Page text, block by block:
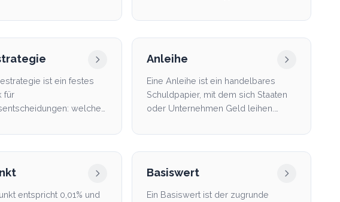
ist ein festes
für
welche
Anleihe
Eine Anleihe ist ein handelbares
Schuldpapier, mit dem sich Staaten
oder Unternehmen Geld leihen.
entspricht 0,01% und
Basiswert
Ein Basiswert ist der zugrunde